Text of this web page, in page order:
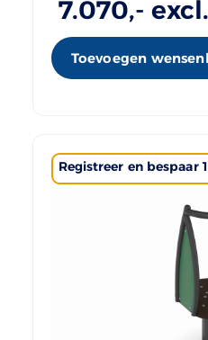
7.070,-
Toevoegen
Registreer en bespaar